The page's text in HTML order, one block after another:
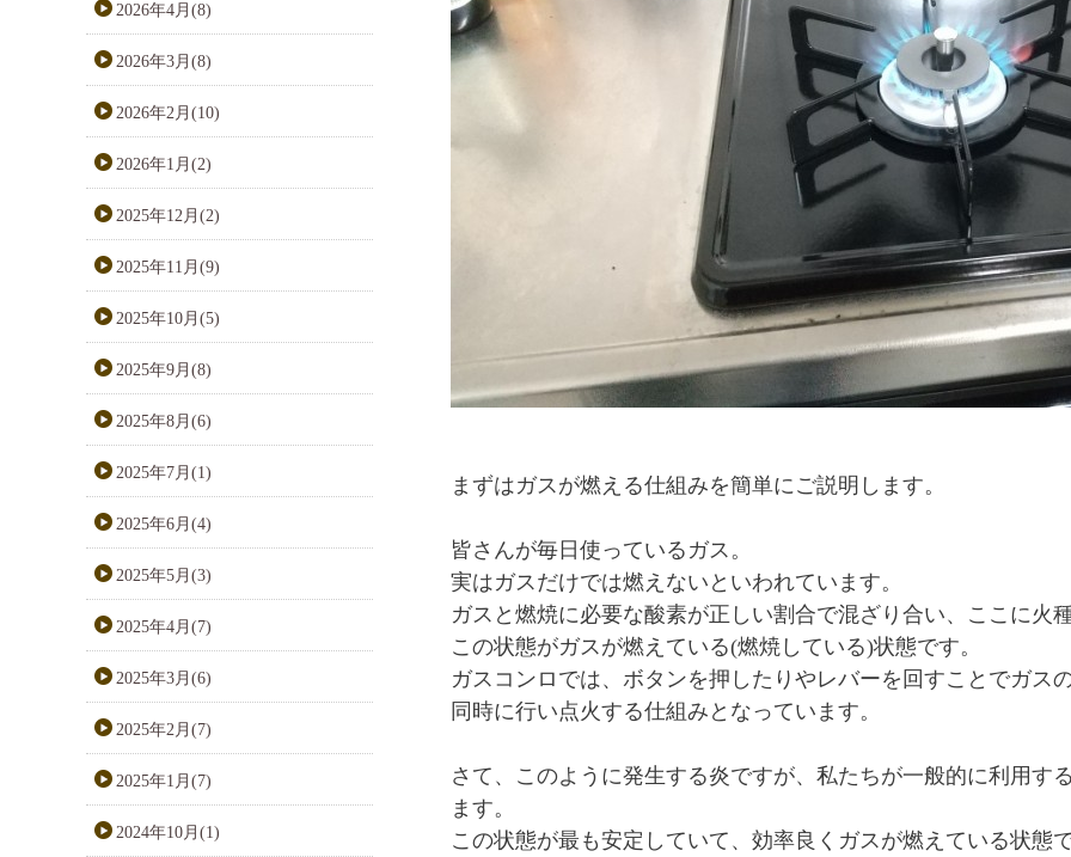
まずはガスが燃える仕組みを簡単にご説明します。
皆さんが毎日使っているガス。
実はガスだけでは燃えないといわれています。
ガスと燃焼に必要な酸素が正しい割合で混ざり合い、ここに火
この状態がガスが燃えている(燃焼している)状態です。
ガスコンロでは、ボタンを押したりやレバーを回すことでガス
同時に行い点火する仕組みとなっています。
さて、このように発生する炎ですが、私たちが一般的に利用す
ます。
この状態が最も安定していて、効率良くガスが燃えている状態
2026年4月(8)
2026年3月(8)
2026年2月(10)
2026年1月(2)
2025年12月(2)
2025年11月(9)
2025年10月(5)
2025年9月(8)
2025年8月(6)
2025年7月(1)
2025年6月(4)
2025年5月(3)
2025年4月(7)
2025年3月(6)
2025年2月(7)
2025年1月(7)
2024年10月(1)